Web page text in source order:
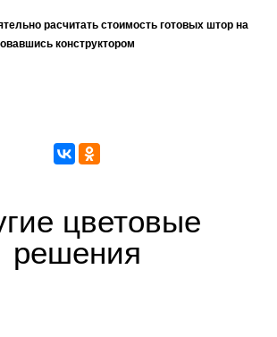
расчитать стоимость готовых штор на
конструктором
цветовые
решения